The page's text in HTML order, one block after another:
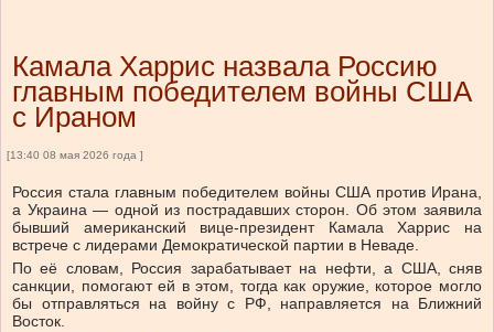
Камала Харрис назвала Россию
главным победителем войны США
с Ираном
[13:40 08 мая 2026 года ]
Россия стала главным победителем войны США против Ирана,
а Украина — одной из пострадавших сторон. Об этом заявила
бывший американский вице-президент Камала Харрис на
встрече с лидерами Демократической партии в Неваде.
По её словам, Россия зарабатывает на нефти, а США, сняв
санкции, помогают ей в этом, тогда как оружие, которое могло
бы отправляться на войну с РФ, направляется на Ближний
Восток.